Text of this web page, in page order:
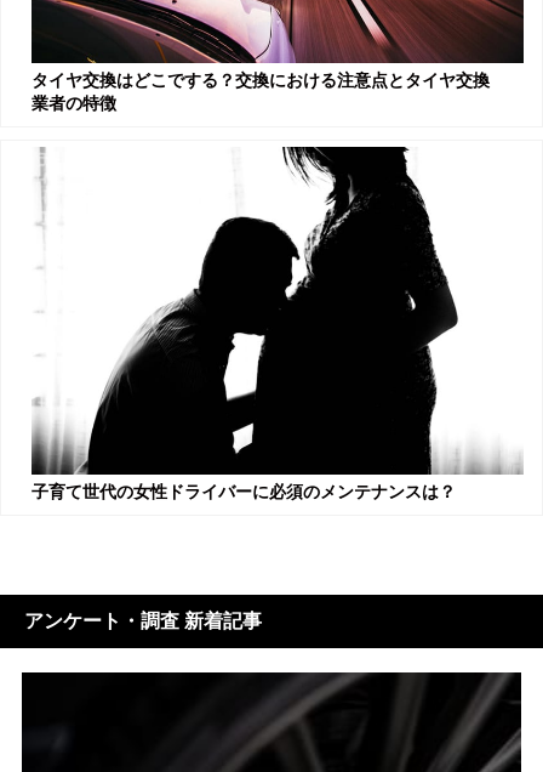
タイヤ交換はどこでする？交換における注意点とタイヤ交換
業者の特徴
子育て世代の女性ドライバーに必須のメンテナンスは？
アンケート・調査 新着記事